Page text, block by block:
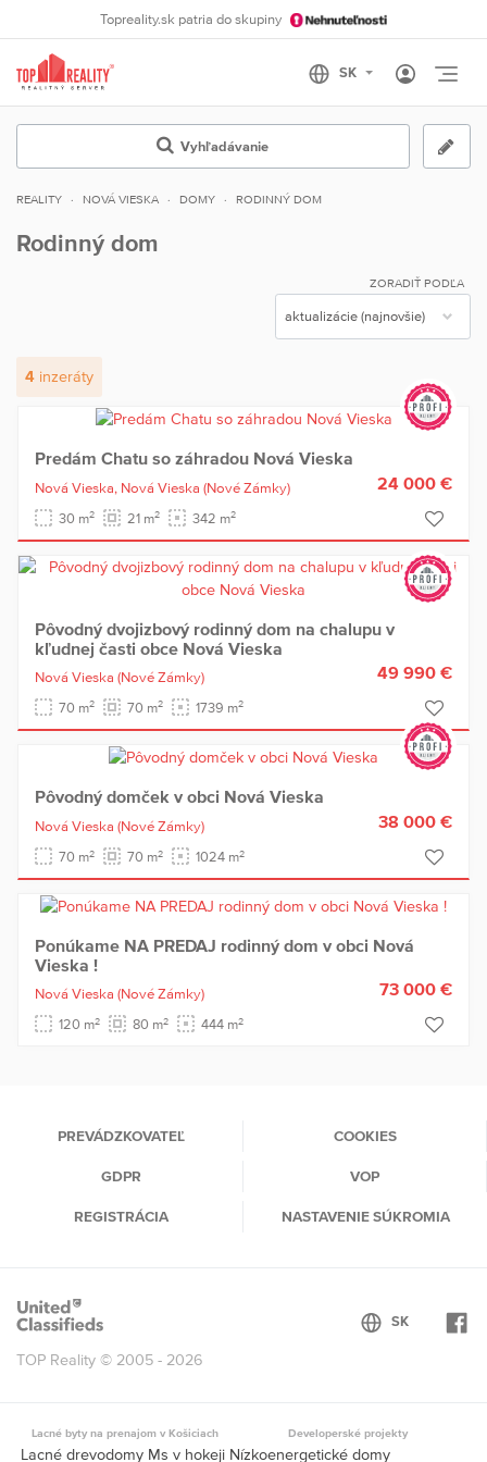
Topreality.sk patria do skupiny
Vyhľadávanie
REALITY NOVÁ VIESKA DOMY RODINNÝ DOM
Rodinný dom
ZORADIŤ PODĽA
4 inzeráty
Predám Chatu so záhradou Nová Vieska
Nová Vieska, Nová Vieska (Nové Zámky)
30 m2 21 m2 342 m2
24 000 €
Pôvodný dvojizbový rodinný dom na chalupu v
kľudnej časti obce Nová Vieska
Nová Vieska (Nové Zámky)
70 m2 70 m2 1739 m2
49 990 €
Pôvodný domček v obci Nová Vieska
Nová Vieska (Nové Zámky)
70 m2 70 m2 1024 m2
38 000 €
Ponúkame NA PREDAJ rodinný dom v obci Nová
Vieska !
Nová Vieska (Nové Zámky)
120 m2 80 m2 444 m2
73 000 €
PREVÁDZKOVATEĽ COOKIES
GDPR VOP
REGISTRÁCIA NASTAVENIE SÚKROMIA
TOP Reality © 2005 - 2026
Lacné byty na prenajom v Košiciach Developerské projekty
Lacné drevodomy Ms v hokeji Nízkoenergetické domy